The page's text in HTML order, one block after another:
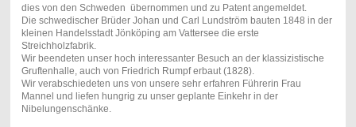
dies von den Schweden übernommen und zu Patent angemeldet.
Die schwedischer Brüder Johan und Carl Lundström bauten 1848 in der
kleinen Handelsstadt Jönköping am Vattersee die erste
Streichholzfabrik.
Wir beendeten unser hoch interessanter Besuch an der klassizistische
Gruftenhalle, auch von Friedrich Rumpf erbaut (1828).
Wir verabschiedeten uns von unsere sehr erfahren Führerin Frau
Mannel und liefen hungrig zu unser geplante Einkehr in der
Nibelungenschänke.